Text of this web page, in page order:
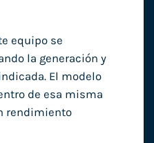
equipo se
la generación y
El modelo
de esa misma
rendimiento